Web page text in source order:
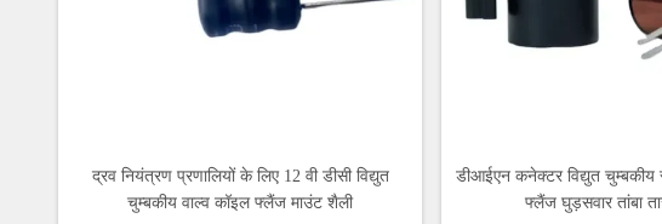
द्रव नियंत्रण प्रणालियों के लिए 12 वी डीसी विद्युत
चुम्बकीय वाल्व कॉइल फ्लैंज माउंट शैली
डीआईएन कनेक्टर विद्युत चुम्बकीय
फ्लैंज घुड़सवार तांबा